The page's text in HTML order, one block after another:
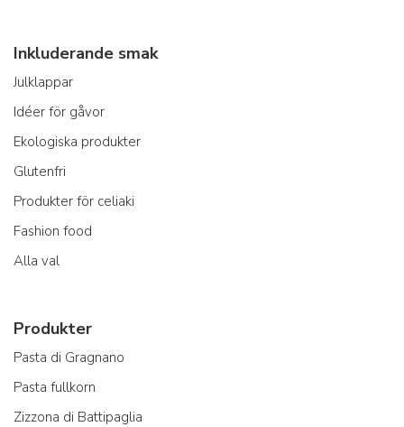
Inkluderande smak
Julklappar
Idéer för gåvor
Ekologiska produkter
Glutenfri
Produkter för celiaki
Fashion food
Alla val
Produkter
Pasta di Gragnano
Pasta fullkorn
Zizzona di Battipaglia